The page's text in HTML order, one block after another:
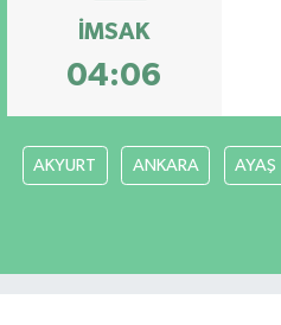
İMSAK
04:06
AKYURT ANKARA AYAŞ